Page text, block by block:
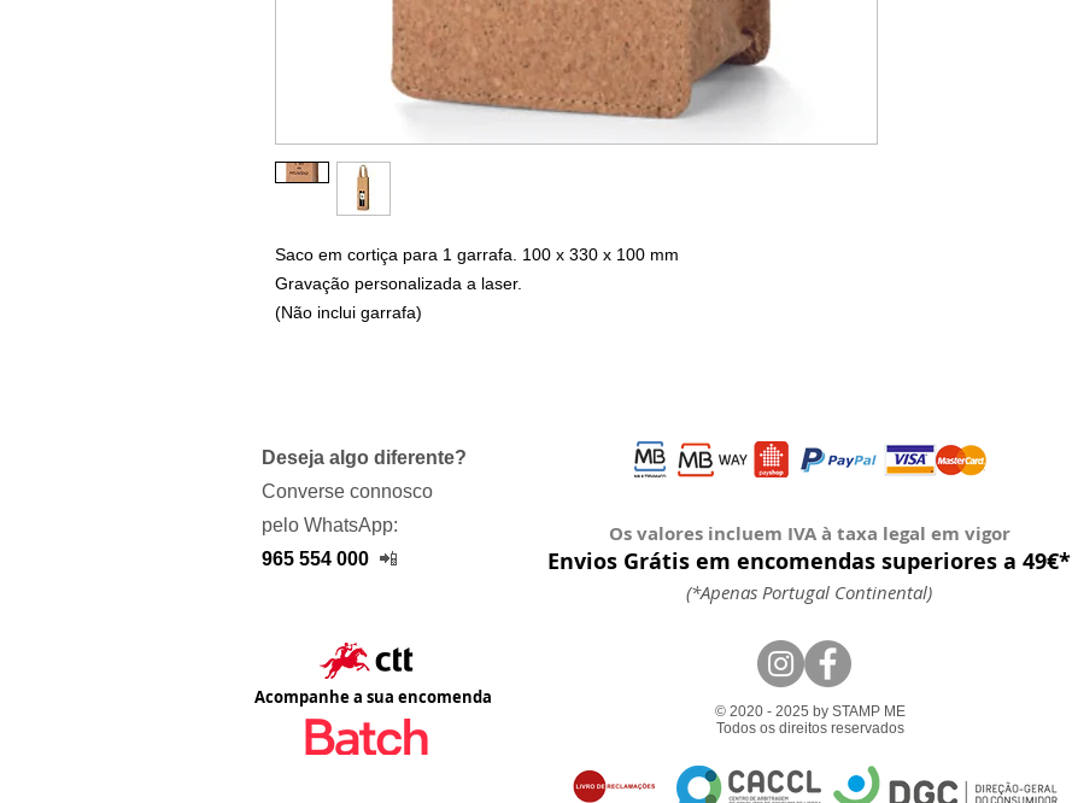
Saco em cortiça para 1 garrafa. 100 x 330 x 100 mm
Gravação personalizada a laser.
(Não inclui garrafa)
Deseja algo diferente?
Converse connosco
pelo WhatsApp:
965 554 000 📲
Os valores incluem IVA à taxa legal em vigor
Envios Grátis em encomendas superiores a 49€*
(*Apenas Portugal Continental)
Acompanhe a sua encomenda
© 2020 - 2025 by STAMP ME
Todos os direitos reservados